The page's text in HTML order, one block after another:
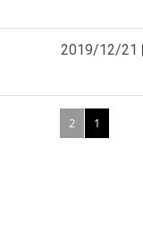
2019/12/21
1
2